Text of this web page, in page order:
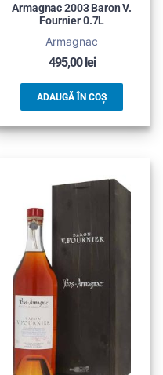
Armagnac 2003 Baron V.
Fournier 0.7L
Armagnac
495,00lei
ADAUGĂ ÎN COȘ